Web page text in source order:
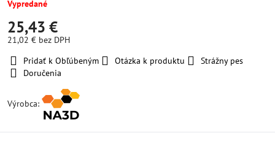
Vypredané
25,43 €
21,02 € bez DPH
Pridať k Obľúbeným
Otázka k produktu
Strážny pes
Doručenia
Výrobca: